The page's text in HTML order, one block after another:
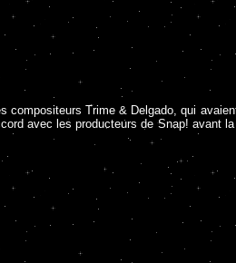
Trime & Delgado, qui
avec les producteurs de Snap! avant